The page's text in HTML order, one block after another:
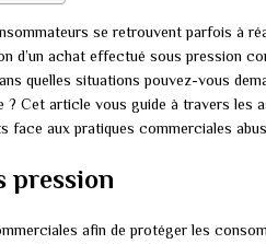
se retrouvent parfois à
d’un achat effectué sous pression
quelles situations pouvez-vous
? Cet article vous guide à travers les
face aux pratiques commerciales
pression
afin de protéger les